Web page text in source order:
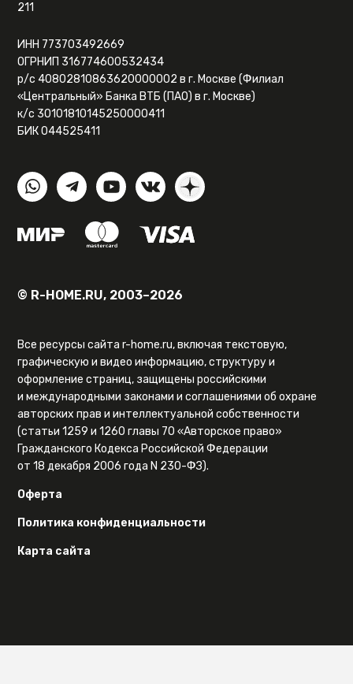
211
ИНН 773703492669
ОГРНИП 316774600532434
р/с 40802810863620000002 в г. Москве (Филиал
«Центральный» Банка ВТБ (ПАО) в г. Москве)
к/с 30101810145250000411
БИК 044525411
© R-HOME.RU, 2003–2026
Все ресурсы сайта r-home.ru, включая текстовую,
графическую и видео информацию, структуру и
оформление страниц, защищены российскими
и международными законами и соглашениями об охране
авторских прав и интеллектуальной собственности
(статьи 1259 и 1260 главы 70 «Авторское право»
Гражданского Кодекса Российской Федерации
от 18 декабря 2006 года N 230-ФЗ).
Оферта
Политика конфиденциальности
Карта сайта